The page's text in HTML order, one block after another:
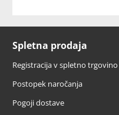
Spletna prodaja
Registracija v spletno trgovino
Postopek naročanja
Pogoji dostave